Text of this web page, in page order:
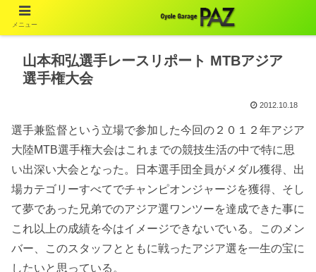
山本和弘選手レースリポート MTBアジア
選手権大会
2012.10.18
選手兼監督という立場で参加した今回の２０１２年アジア
大陸MTB選手権大会はこれまでの競技生活の中で特に思
い出深い大会となった。日本選手団全員がメダル獲得、出
場カテゴリーすべてでチャンピオンジャージを獲得、そし
て夢であった兄弟でのアジア選ワンツーを達成できた事に
これ以上の成績を今はイメージできないでいる。このメン
バー、このスタッフとともに戦ったアジア選を一生の宝に
したいと思っている。
メニュー